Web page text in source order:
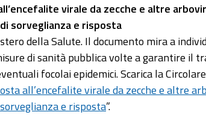
virale da zecche e altre
sorveglianza e risposta
della Salute. Il documento mira a
di sanità pubblica volte a garantire il
focolai epidemici. Scarica la
all’encefalite virale da zecche e altre
e risposta”.